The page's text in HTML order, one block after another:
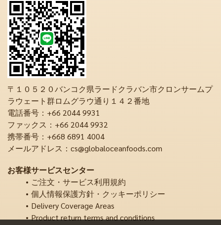
〒１０５２０バンコク県ラードクラバン市クロンサームプ
ラウェート群ロムグラウ通り１４２番地
電話番号：+66 2044 9931
ファックス：+66 2044 9932
携帯番号：+668 6891 4004
メールアドレス：cs@globaloceanfoods.com
お客様サービスセンター
ご注文・サービス利用規約
個人情報保護方針・クッキーポリシー
Delivery Coverage Areas
Product return terms and conditions